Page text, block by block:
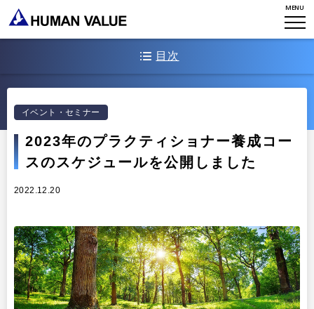
MENU
会社概要
アクセスマップ
ミッション・バリュー
採用について
WHAT WE DO
エンゲージメント
タレント開発
リーダーシップ
プラクティショナー養成
リサーチ
イベント・セミナー
Stories
イベント・セミナー
出版
その他
CONTACT
目次
イベント・セミナー
2023年のプラクティショナー養成コー
スのスケジュールを公開しました
2022.12.20